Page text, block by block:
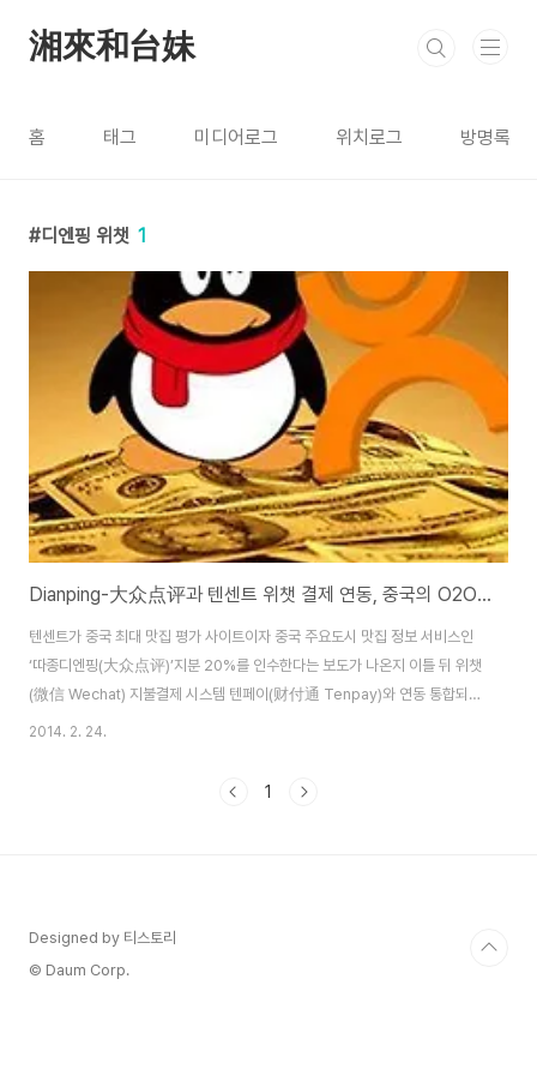
湘來和台妹
홈 태그 미디어로그 위치로그 방명록
디엔핑 위챗 1
Dianping-大众点评과 텐센트 위챗 결제 연동, 중국의 O2O시장은?
텐센트가 중국 최대 맛집 평가 사이트이자 중국 주요도시 맛집 정보 서비스인
‘따종디엔핑(大众点评)’지분 20%를 인수한다는 보도가 나온지 이틀 뒤 위챗
(微信 Wechat) 지불결제 시스템 텐페이(财付通 Tenpay)와 연동 통합되었
다. 2003 년 4 월에 설립된 따종디엔핑(大众点评, Dianping)은 11년차 기
사용자가 75%이다. 현재 따종디엔핑에 800만 가맹점이 등록되어 있으며,
2014. 2. 24.
1
Designed by 티스토리
© Daum Corp.